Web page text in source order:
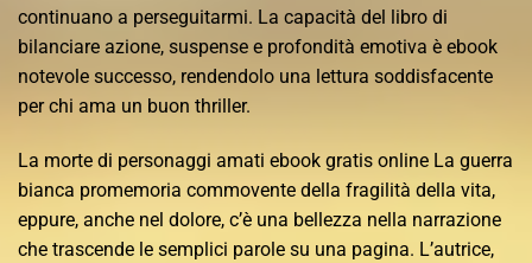
continuano a perseguitarmi. La capacità del libro di
bilanciare azione, suspense e profondità emotiva è ebook
notevole successo, rendendolo una lettura soddisfacente
per chi ama un buon thriller.
La morte di personaggi amati ebook gratis online La guerra
bianca promemoria commovente della fragilità della vita,
eppure, anche nel dolore, c’è una bellezza nella narrazione
che trascende le semplici parole su una pagina. L’autrice,